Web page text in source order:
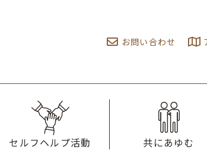
お問い合わせ
セルフヘルプ活動 共にあゆむ